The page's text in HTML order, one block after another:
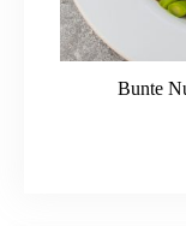
Bunte